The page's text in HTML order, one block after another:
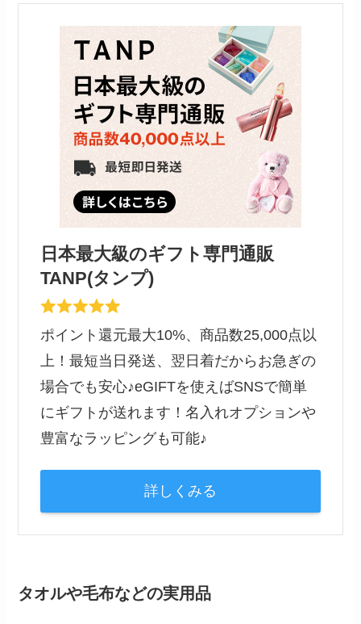
日本最大級のギフト専門通販
TANP(タンプ)
ポイント還元最大10%、商品数25,000点以
上！最短当日発送、翌日着だからお急ぎの
場合でも安心♪eGIFTを使えばSNSで簡単
にギフトが送れます！名入れオプションや
豊富なラッピングも可能♪
詳しくみる
タオルや毛布などの実用品